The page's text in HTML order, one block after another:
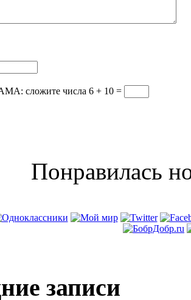
сложите числа 6 + 10 =
Понравилась
записи